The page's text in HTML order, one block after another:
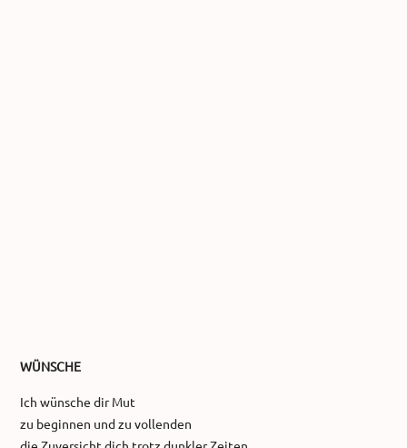
WÜNSCHE
Ich wünsche dir Mut
zu beginnen und zu vollenden